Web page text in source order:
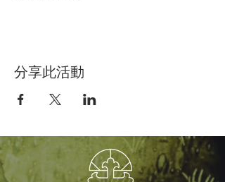
分享此活動